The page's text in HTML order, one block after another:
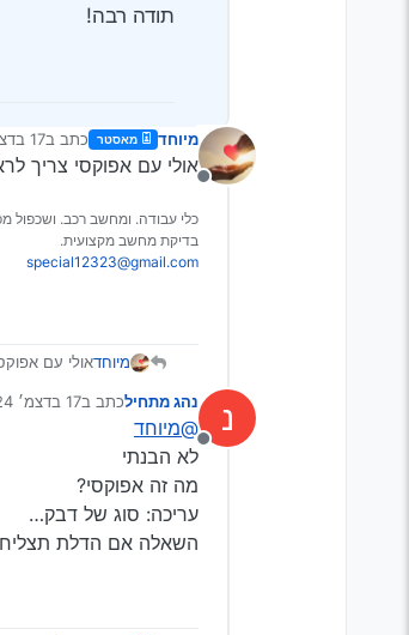
תודה רבה!
מנותק
מיוחד מאסטר כתב ב17 בדצמ׳ 2024, 12:48
נערך
אולי עם אפוקסי צריך
כלי עבודה. ומחשב רכב. ושכפול
בדיקת מחשב מקצועית.
special12323@gmail.com
מיוחדאולי עם
נ
מנותק
נהג מתחילכתב ב17 בדצמ׳ 2024, 12:50
נערך לאחרונה
@מיוחד
לא הבנתי
מה זה אפוקסי?
עריכה: סוג של דבק…
השאלה אם הדלת